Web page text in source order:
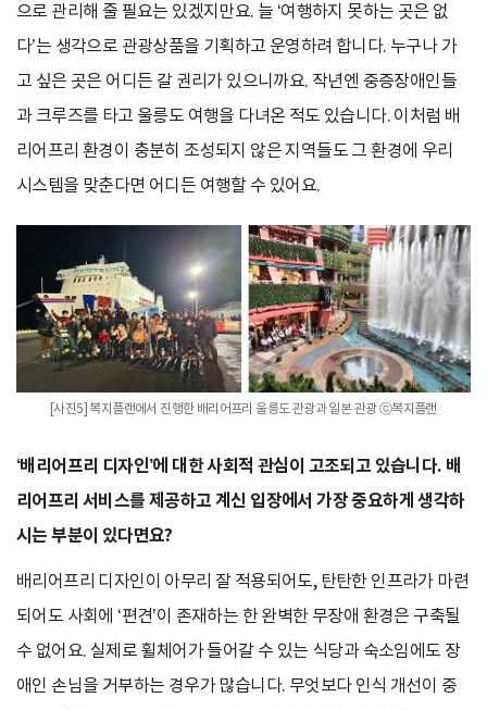
으로 관리해 줄 필요는 있겠지만요. 늘 ‘여행하지 못하는 곳은 없
다’는 생각으로 관광상품을 기획하고 운영하려 합니다. 누구나 가
고 싶은 곳은 어디든 갈 권리가 있으니까요. 작년엔 중증장애인들
과 크루즈를 타고 울릉도 여행을 다녀온 적도 있습니다. 이처럼 배
리어프리 환경이 충분히 조성되지 않은 지역들도 그 환경에 우리
시스템을 맞춘다면 어디든 여행할 수 있어요.
[사진5] 복지플랜에서 진행한 배리어프리 울릉도 관광과 일본 관광 ⓒ복지플랜
‘배리어프리 디자인’에 대한 사회적 관심이 고조되고 있습니다. 배
리어프리 서비스를 제공하고 계신 입장에서 가장 중요하게 생각하
시는 부분이 있다면요?
배리어프리 디자인이 아무리 잘 적용되어도, 탄탄한 인프라가 마련
되어도 사회에 ‘편견’이 존재하는 한 완벽한 무장애 환경은 구축될
수 없어요. 실제로 휠체어가 들어갈 수 있는 식당과 숙소임에도 장
애인 손님을 거부하는 경우가 많습니다. 무엇보다 인식 개선이 중